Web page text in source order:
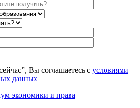
Вы соглашаетесь с условиями
данных
экономики и права